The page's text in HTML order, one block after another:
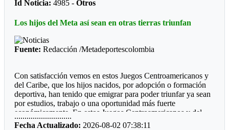
Juvenil femenino: Juan Rozo (Acacias)
Juvenil masculino: Pablo E. Riveros (Acacias)
Prejuvenil masculino: Colegio Cofrem (Acacias)
Juvenil masculino: Colegio Cofrem (Acacias)
Juvenil femenino: Manuela Beltrán (San Martín)
Id Noticia: 4985 -Otros
Los hijos del Meta así sean en otras tierras triunfan
Fuente: Redacción /Metadeportescolombia
Con satisfacción vemos en estos Juegos Centroamericanos y
del Caribe, que los hijos nacidos, por adopción o formación
deportiva, han tenido que emigrar para poder triunfar ya sean
por estudios, trabajo o una oportunidad más fuerte
económicamente. En estos Juegos Centroamericanos y del
Caribe de Santo Domingo, lo estamos viendo:
............................
Fecha Actualizado: 2026-08-02 07:38:11